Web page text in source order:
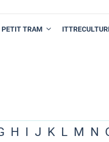
PETIT TRAM
H I J K L M N